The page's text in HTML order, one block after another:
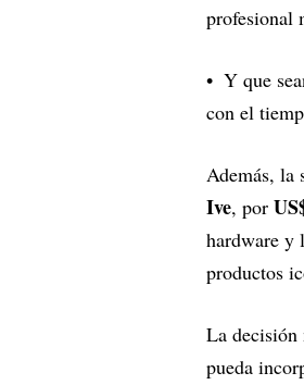
profesional
Y que
con el
Además, la
Ive, por
hardware y
productos
La decisión
pueda